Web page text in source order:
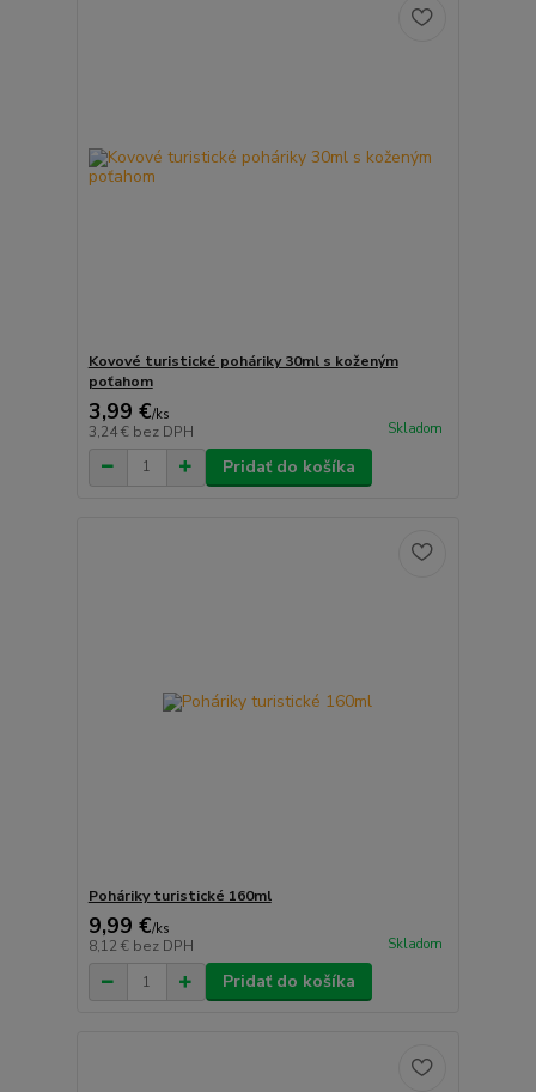
Kovové turistické poháriky 30ml s koženým
poťahom
3,99 €/ks
3,24 € bez DPH Skladom
Pridať do košíka
Poháriky turistické 160ml
9,99 €/ks
8,12 € bez DPH Skladom
Pridať do košíka